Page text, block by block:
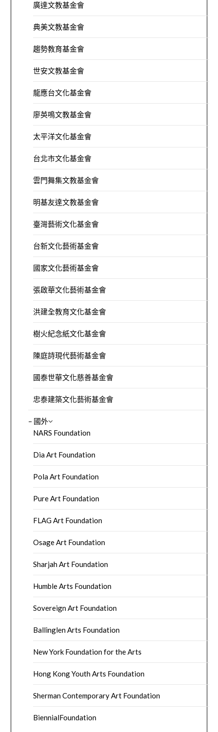
廣達文教基金會
典美文教基金會
趨勢教育基金會
世安文教基金會
龍應台文化基金會
廖英鳴文教基金會
太平洋文化基金會
台北市文化基金會
雲門舞集文教基金會
明基友達文教基金會
臺灣藝術文化基金會
台新文化藝術基金會
國家文化藝術基金會
張啟華文化藝術基金會
洪建全教育文化基金會
樹火紀念紙文化基金會
陳庭詩現代藝術基金會
國泰世華文化慈善基金會
忠泰建築文化藝術基金會
– 國外
NARS Foundation
Dia Art Foundation
Pola Art Foundation
Pure Art Foundation
FLAG Art Foundation
Osage Art Foundation
Sharjah Art Foundation
Humble Arts Foundation
Sovereign Art Foundation
Ballinglen Arts Foundation
New York Foundation for the Arts
Hong Kong Youth Arts Foundation
Sherman Contemporary Art Foundation
BiennialFoundation